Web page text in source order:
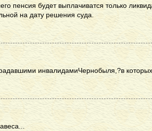
пенсия будет выплачиватся только
на дату решения суда.
инвалидамиЧернобыля,?в